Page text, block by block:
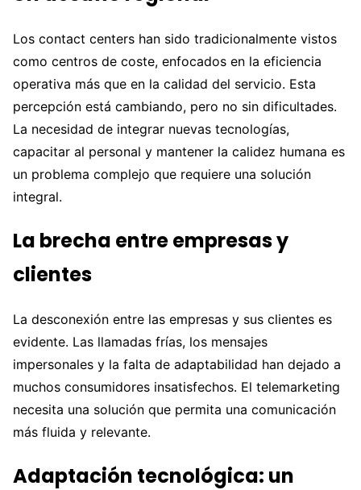
Los contact centers han sido tradicionalmente vistos
como centros de coste, enfocados en la eficiencia
operativa más que en la calidad del servicio. Esta
percepción está cambiando, pero no sin dificultades.
La necesidad de integrar nuevas tecnologías,
capacitar al personal y mantener la calidez humana es
un problema complejo que requiere una solución
integral.
La brecha entre empresas y
clientes
La desconexión entre las empresas y sus clientes es
evidente. Las llamadas frías, los mensajes
impersonales y la falta de adaptabilidad han dejado a
muchos consumidores insatisfechos. El telemarketing
necesita una solución que permita una comunicación
más fluida y relevante.
Adaptación tecnológica: un